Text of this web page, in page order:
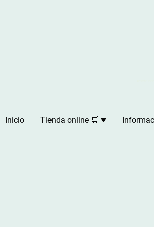
Inicio Tienda online 🛒